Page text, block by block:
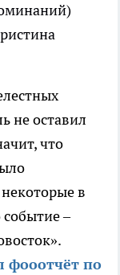
не оставил
что
в
событие –
фооотчёт по